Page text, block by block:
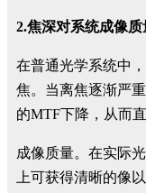
2.焦深对系统成像
在普通光学系统中
焦。当离焦逐渐严
的MTF下降，从而
成像质量。在实际
上可获得清晰的像